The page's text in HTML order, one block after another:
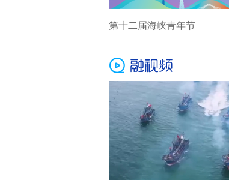
第十二届海峡青年节